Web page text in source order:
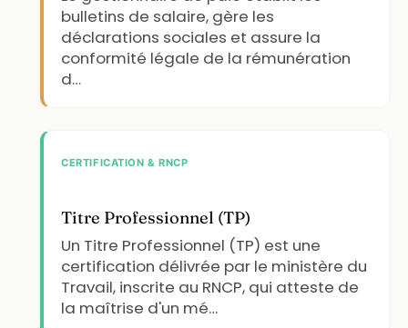
bulletins de salaire, gère les
déclarations sociales et assure la
conformité légale de la rémunération
d…
CERTIFICATION & RNCP
Titre Professionnel (TP)
Un Titre Professionnel (TP) est une
certification délivrée par le ministère du
Travail, inscrite au RNCP, qui atteste de
la maîtrise d'un mé…